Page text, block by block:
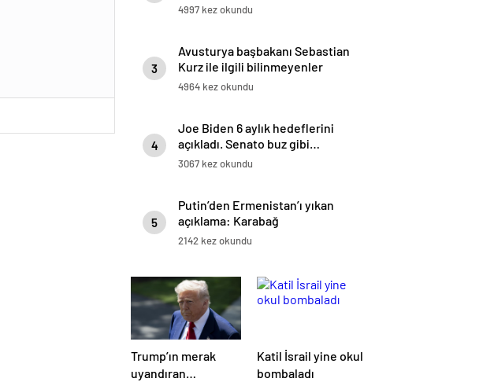
4997 kez okundu
3
Avusturya başbakanı Sebastian
Kurz ile ilgili bilinmeyenler
4964 kez okundu
4
Joe Biden 6 aylık hedeflerini
açıkladı. Senato buz gibi…
3067 kez okundu
5
Putin’den Ermenistan’ı yıkan
açıklama: Karabağ
Azerbaycan’ın ayrılmaz bir
2142 kez okundu
Trump’ın merak
uyandıran
Katil İsrail yine okul
bombaladı